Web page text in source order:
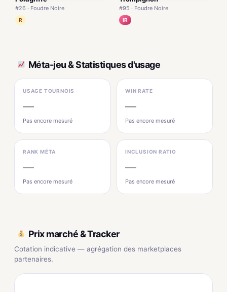
#26 · Foudre Noire
R
#95 · Foudre Noire
IR
Méta-jeu & Statistiques d'usage
USAGE TOURNOIS
—
Pas encore mesuré
WIN RATE
—
Pas encore mesuré
RANK MÉTA
—
Pas encore mesuré
INCLUSION RATIO
—
Pas encore mesuré
Prix marché & Tracker
Cotation indicative — agrégation des marketplaces
partenaires.